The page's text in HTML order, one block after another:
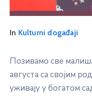
In Kulturni događaji
Позивамо све
августа са својим
уживају у богатом